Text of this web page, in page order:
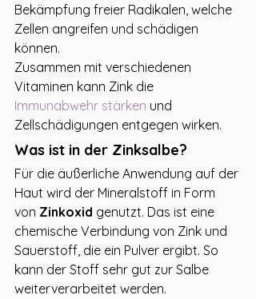
Bekämpfung freier Radikalen, welche
Zellen angreifen und schädigen
können.
Zusammen mit verschiedenen
Vitaminen kann Zink die
Immunabwehr stärken und
Zellschädigungen entgegen wirken.
Was ist in der Zinksalbe?
Für die äußerliche Anwendung auf der
Haut wird der Mineralstoff in Form
von Zinkoxid genutzt. Das ist eine
chemische Verbindung von Zink und
Sauerstoff, die ein Pulver ergibt. So
kann der Stoff sehr gut zur Salbe
weiterverarbeitet werden.